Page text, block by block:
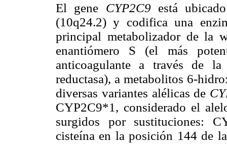
El gene CYP2C9 está
(10q24.2) y codifica una
principal metabolizador de la
enantiómero S (el más
anticoagulante a través de
reductasa), a metabolitos 6-
diversas variantes alélicas de
CYP2C9*1, considerado el
surgidos por sustituciones:
cisteína en la posición 144 de